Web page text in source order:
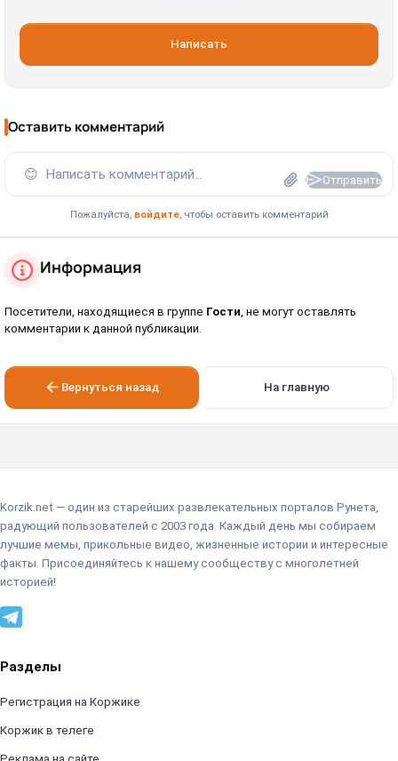
Написать
Оставить комментарий
😊 Написать комментарий... Отправить
Пожалуйста, войдите, чтобы оставить комментарий
Информация
Посетители, находящиеся в группе Гости , не могут оставлять
комментарии к данной публикации.
Вернуться назад На главную
Korzik.net — один из старейших развлекательных порталов Рунета,
радующий пользователей с 2003 года. Каждый день мы собираем
лучшие мемы, прикольные видео, жизненные истории и интересные
факты. Присоединяйтесь к нашему сообществу с многолетней
историей!
Разделы
Регистрация на Коржике
Коржик в телеге